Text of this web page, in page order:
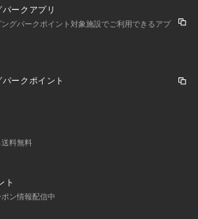
Mens メンズ めんず 男性 スポーツ
ア 黒 ブラック
ークアプリ
グパークポイント対象施設でご利用できるアプ
ークポイント
送料無料
ト
ン情報配信中